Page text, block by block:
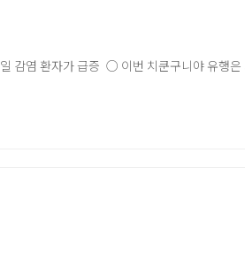
감염 환자가 급증 ○ 이번 치쿤구니야 유행은